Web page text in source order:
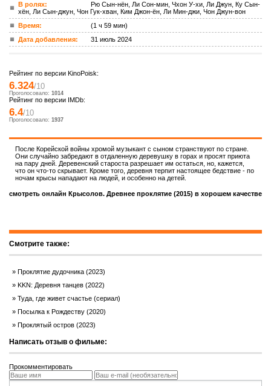
В ролях:
Рю Сын-нён, Ли Сон-мин, Чхон У-хи, Ли Джун, Ку Сын-
хён, Ли Сын-джун, Чон Гук-хван, Ким Джон-ён, Ли Мин-джи, Чон Джун-вон
Время:
(1 ч 59 мин)
Дата добавления:
31 июль 2024
Рейтинг по версии KinoPoisk:
6.324/10
Проголосовало: 1014
Рейтинг по версии IMDb:
6.4/10
Проголосовало: 1937
После Корейской войны хромой музыкант с сыном странствуют по стране.
Они случайно забредают в отдаленную деревушку в горах и просят приюта
на пару дней. Деревенский староста разрешает им остаться, но, кажется,
что он что-то скрывает. Кроме того, деревня терпит настоящее бедствие - по
ночам крысы нападают на людей, и особенно на детей.
смотреть онлайн Крысолов. Древнее проклятие (2015) в хорошем качестве
Смотрите также:
Проклятие дудочника (2023)
KKN: Деревня танцев (2022)
Туда, где живет счастье (сериал)
Посылка к Рождеству (2020)
Проклятый остров (2023)
Написать отзыв о фильме:
Прокомментировать